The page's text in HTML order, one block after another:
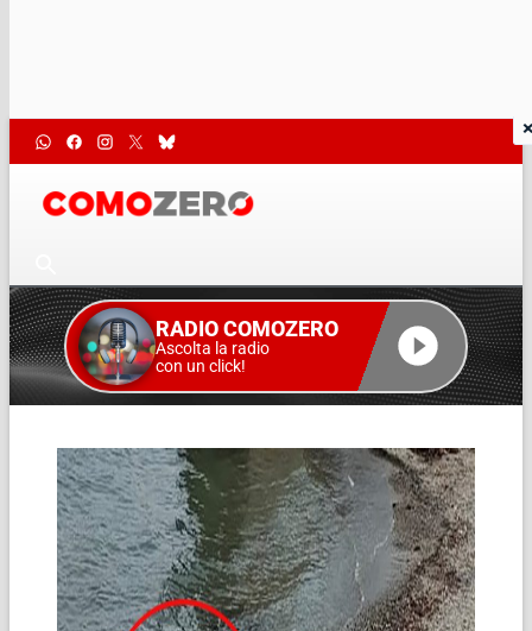
RADIO COMOZERO
Ascolta la radio
con un click!